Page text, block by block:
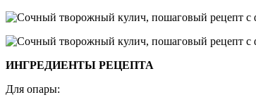
ИНГРЕДИЕНТЫ РЕЦЕПТА
Для опары: